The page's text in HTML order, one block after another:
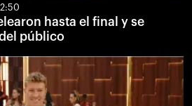
hasta el final y se
público